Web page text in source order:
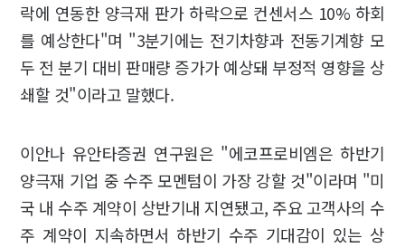
락에 연동한 양극재 판가 하락으로 컨센서스 10% 하회
를 예상한다"며 "3분기에는 전기차향과 전동기계향 모
두 전 분기 대비 판매량 증가가 예상돼 부정적 영향을 상
쇄할 것"이라고 말했다.
이안나 유안타증권 연구원은 "에코프로비엠은 하반기
양극재 기업 중 수주 모멘텀이 가장 강할 것"이라며 "미
국 내 수주 계약이 상반기내 지연됐고, 주요 고객사의 수
주 계약이 지속하면서 하반기 수주 기대감이 있는 상